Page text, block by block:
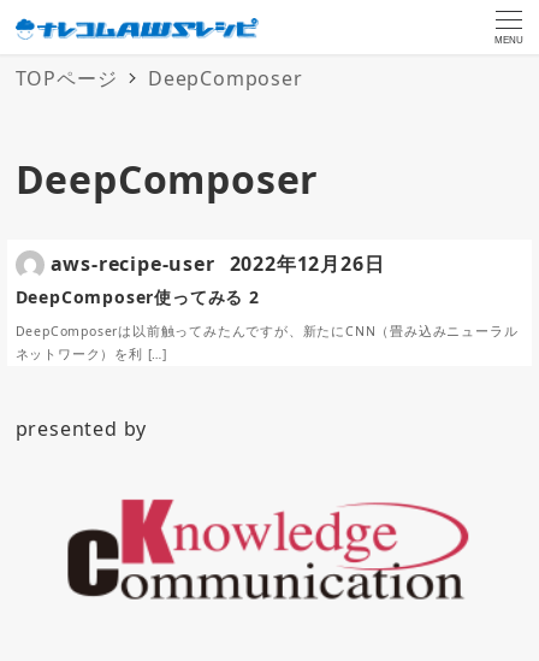
MENU
TOPページ DeepComposer
DeepComposer
DeepComposer使ってみる 2
DeepComposerは以前触ってみたんですが、新たにCNN（畳み込みニューラル
ネットワーク）を利 […]
aws-recipe-user 2022年12月26日
presented by